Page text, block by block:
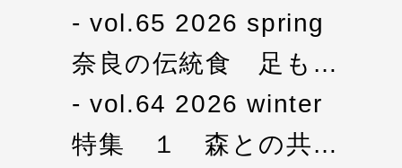
vol.65 2026 spring
奈良の伝統食 足も…
vol.64 2026 winter
特集 １ 森との共…